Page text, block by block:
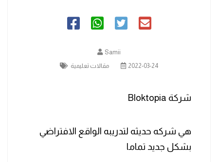
Samii
2022-03-24
مقالات تعليمية
شركة Bloktopia
هي شركه حديثه لتدريبه الواقع الافتراضي
بشكل جديد تماما